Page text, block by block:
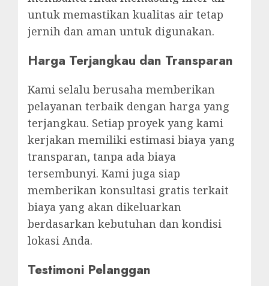
untuk memastikan kualitas air tetap
jernih dan aman untuk digunakan.
Harga Terjangkau dan Transparan
Kami selalu berusaha memberikan
pelayanan terbaik dengan harga yang
terjangkau. Setiap proyek yang kami
kerjakan memiliki estimasi biaya yang
transparan, tanpa ada biaya
tersembunyi. Kami juga siap
memberikan konsultasi gratis terkait
biaya yang akan dikeluarkan
berdasarkan kebutuhan dan kondisi
lokasi Anda.
Testimoni Pelanggan